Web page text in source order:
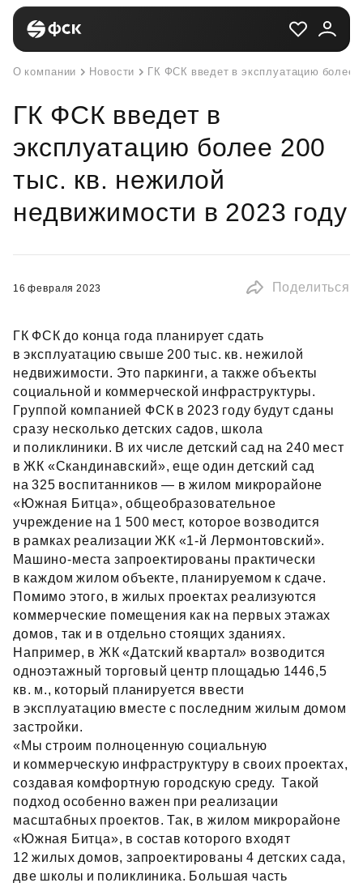
О компании Новости ГК ФСК введет в эксплуатацию более
ГК ФСК введет в
эксплуатацию более 200
тыс. кв. нежилой
недвижимости в 2023 году
16 февраля 2023 Поделиться
ГК ФСК до конца года планирует сдать
в эксплуатацию свыше 200 тыс. кв. нежилой
недвижимости. Это паркинги, а также объекты
социальной и коммерческой инфраструктуры.
Группой компанией ФСК в 2023 году будут сданы
сразу несколько детских садов, школа
и поликлиники. В их числе детский сад на 240 мест
в ЖК «Скандинавский», еще один детский сад
на 325 воспитанников — в жилом микрорайоне
«Южная Битца», общеобразовательное
учреждение на 1 500 мест, которое возводится
в рамках реализации ЖК «1‑й Лермонтовский».
Машино‑места запроектированы практически
в каждом жилом объекте, планируемом к сдаче.
Помимо этого, в жилых проектах реализуются
коммерческие помещения как на первых этажах
домов, так и в отдельно стоящих зданиях.
Например, в ЖК «Датский квартал» возводится
одноэтажный торговый центр площадью 1446,5
кв. м., который планируется ввести
в эксплуатацию вместе с последним жилым домом
застройки.
«Мы строим полноценную социальную
и коммерческую инфраструктуру в своих проектах,
создавая комфортную городскую среду. Такой
подход особенно важен при реализации
масштабных проектов. Так, в жилом микрорайоне
«Южная Битца», в состав которого входят
12 жилых домов, запроектированы 4 детских сада,
две школы и поликлиника. Большая часть